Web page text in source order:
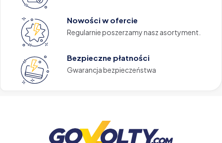
Nowości w ofercie
Regularnie poszerzamy nasz asortyment.
Bezpieczne płatności
Gwarancja bezpieczeństwa